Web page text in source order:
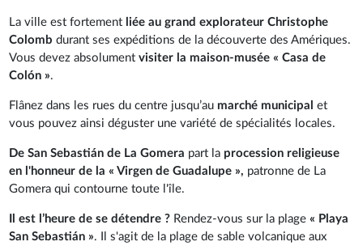
La ville est fortement liée au grand explorateur Christophe
Colomb durant ses expéditions de la découverte des Amériques.
Vous devez absolumentvisiter la maison-musée « Casa de
Colón ».
Flânez dans les rues du centre jusqu’au marché municipalet
vous pouvez ainsi déguster une variété de spécialités locales.
De San Sebastián de La Gomera part la procession religieuse
en l'honneur de la « Virgen de Guadalupe », patronne de La
Gomera qui contourne toute l'île.
Il est l’heure de se détendre ? Rendez-vous sur la plage« Playa
San Sebastián ». Il s'agit de la plage de sable volcanique aux